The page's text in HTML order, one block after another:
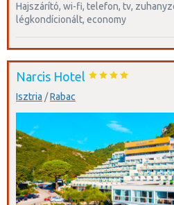
hajszárító, wi-fi, telefon, tv, zuhanyzós fürdőszoba,
légkondícionált, economy
Narcis Hotel
Isztria /Rabac